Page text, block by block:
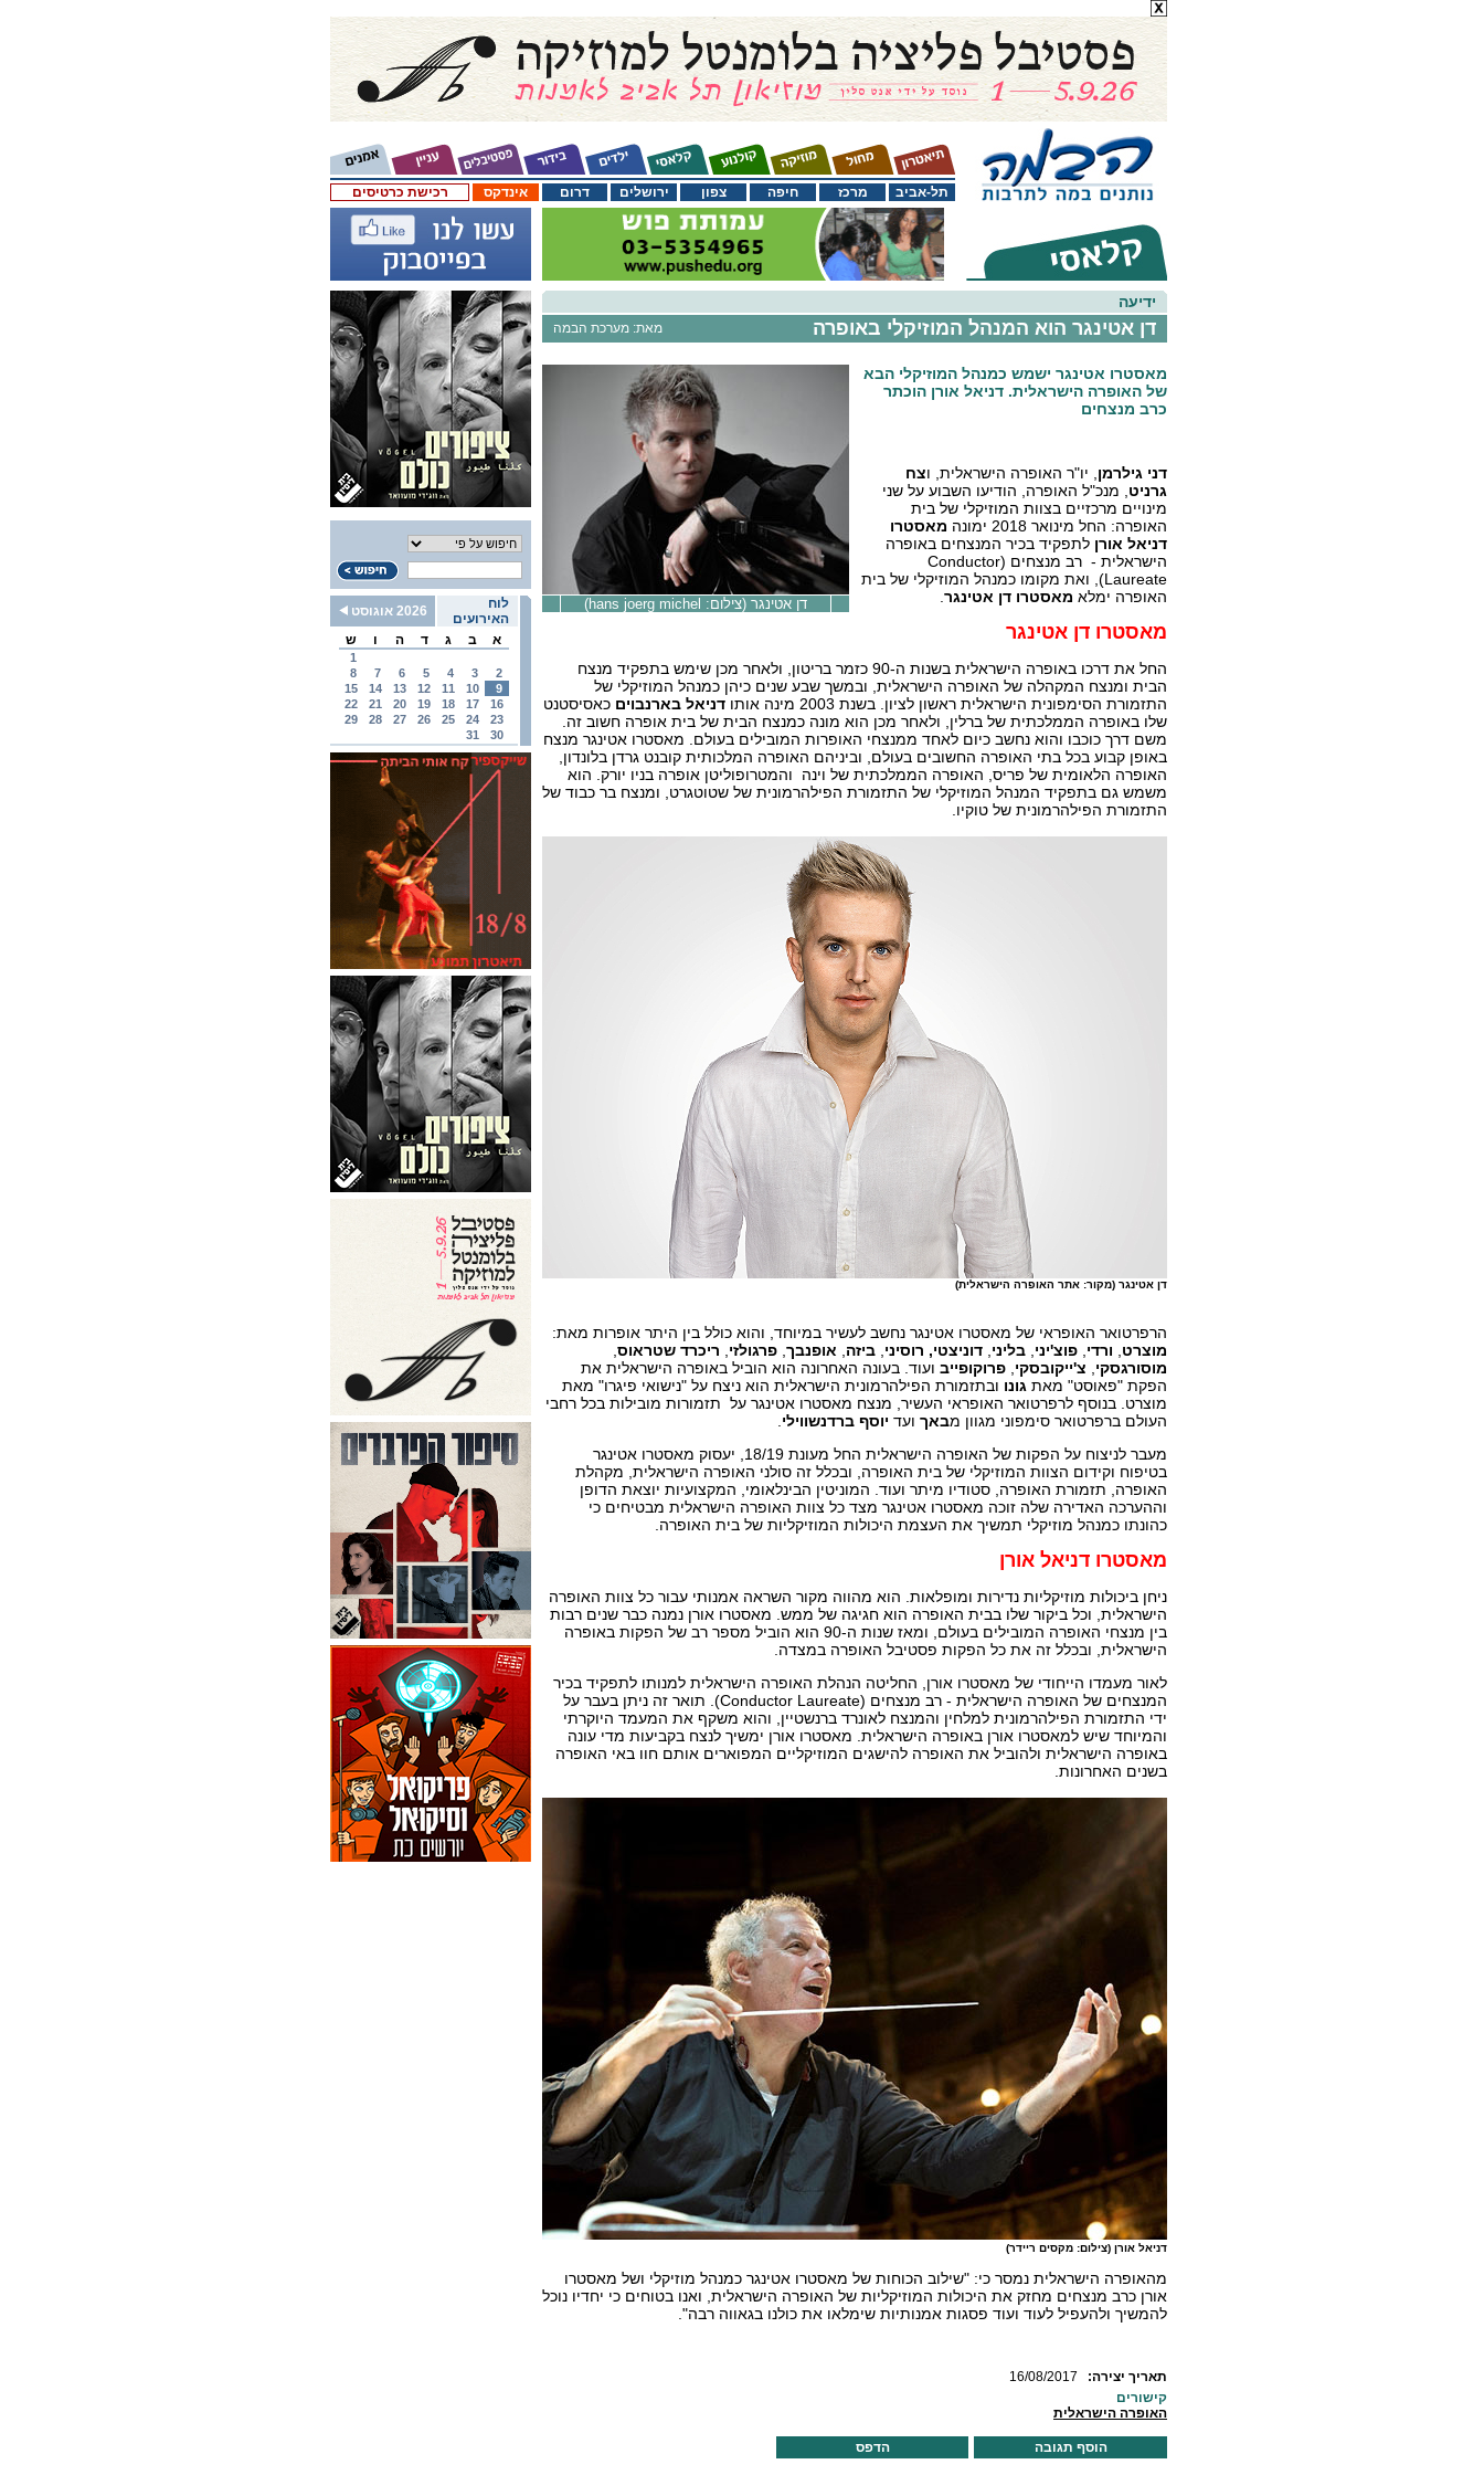
רכישת כרטיסים אינדקס דרום ירושלים צפון חיפה מרכז תל-אביב
לוח
האירועים
2026 אוגוסט
א
ב ג ד ה ו ש
1
2
3
4
5
6
7
8
9
10
11
12
13
14
15
16
17
18
19
20
21
22
23
24
25
26
27
28
29
30
31
ידיעה
מאת: מערכת הבמה דן אטינגר הוא המנהל המוזיקלי באופרה
דן אטינגר (צילום: hans joerg michel)
מאסטרו אטינגר ישמש כמנהל המוזיקלי הבא
של האופרה הישראלית. דניאל אורן הוכתר
כרב מנצחים
דני גילרמן , יו"ר האופרה הישראלית, וצח
גרניט , מנכ"ל האופרה, הודיעו השבוע על שני
מינויים מרכזיים בצוות המוזיקלי של בית
האופרה: החל מינואר 2018 ימונה
מאסטרו
דניאל אורן לתפקיד בכיר המנצחים באופרה
הישראלית - רב מנצחים (Conductor
Laureate), ואת מקומו כמנהל המוזיקלי של בית
האופרה ימלא מאסטרו דן אטינגר
מאסטרו דן אטינגר
החל את דרכו באופרה הישראלית בשנות ה-90 כזמר בריטון, ולאחר מכן שימש בתפקיד מנצח
הבית ומנצח המקהלה של האופרה הישראלית, ובמשך שבע שנים כיהן כמנהל המוזיקלי של
התזמורת הסימפונית הישראלית ראשון לציון. בשנת 2003 מינה אותו
דניאל בארנבוים כאסיסטנט
שלו באופרה הממלכתית של ברלין, ולאחר מכן הוא מונה כמנצח הבית של בית אופרה חשוב זה.
משם דרך כוכבו והוא נחשב כיום לאחד ממנצחי האופרות המובילים בעולם. מאסטרו אטינגר מנצח
באופן קבוע בכל בתי האופרה החשובים בעולם, וביניהם האופרה המלכותית קובנט גרדן בלונדון,
האופרה הלאומית של פריס, האופרה הממלכתית של וינה והמטרופוליטן אופרה בניו יורק. הוא
משמש גם בתפקיד המנהל המוזיקלי של התזמורת הפילהרמונית של שטוטגרט, ומנצח בר כבוד של
התזמורת הפילהרמונית של טוקיו.
דן אטינגר (מקור: אתר האופרה הישראלית)
הרפרטואר האופראי של מאסטרו אטינגר נחשב לעשיר במיוחד, והוא כולל בין היתר אופרות מאת:
מוצרט
ורדי פוצ'יני בליני דוניצטי, רוסיני ביזה אופנבך פרגולזי ריכרד שטראוס
מוסורגסקי
צ'ייקובסקי פרוקופייב ועוד. בעונה האחרונה הוא הוביל באופרה הישראלית את
הפקת "פאוסט" מאת גונו ובתזמורת הפילהרמונית הישראלית הוא ניצח על "נישואי פיגרו" מאת
מוצרט. בנוסף לרפרטואר האופראי העשיר, מנצח מאסטרו אטינגר על תזמורות מובילות בכל רחבי
העולם ברפרטואר סימפוני מגוון מבאך ועד יוסף ברדנשווילי
מעבר לניצוח על הפקות של האופרה הישראלית החל מעונת 18/19, יעסוק מאסטרו אטינגר
בטיפוח וקידום הצוות המוזיקלי של בית האופרה, ובכלל זה סולני האופרה הישראלית, מקהלת
האופרה, תזמורת האופרה, סטודיו מיתר ועוד. המוניטין הבינלאומי, המקצועיות יוצאת הדופן
וההערכה האדירה שלה זוכה מאסטרו אטינגר מצד כל צוות האופרה הישראלית מבטיחים כי
כהונתו כמנהל מוזיקלי תמשיך את העצמת היכולות המוזיקליות של בית האופרה.
מאסטרו דניאל אורן
ניחן ביכולות מוזיקליות נדירות ומופלאות. הוא מהווה מקור השראה אמנותי עבור כל צוות האופרה
הישראלית, וכל ביקור שלו בבית האופרה הוא חגיגה של ממש. מאסטרו אורן נמנה כבר שנים רבות
בין מנצחי האופרה המובילים בעולם, ומאז שנות ה-90 הוא הוביל מספר רב של הפקות באופרה
הישראלית, ובכלל זה את כל הפקות פסטיבל האופרה במצדה.
לאור מעמדו הייחודי של מאסטרו אורן, החליטה הנהלת האופרה הישראלית למנותו לתפקיד בכיר
המנצחים של האופרה הישראלית - רב מנצחים (Conductor Laureate). תואר זה ניתן בעבר על
ידי התזמורת הפילהרמונית למלחין והמנצח לאונרד ברנשטיין, והוא משקף את המעמד היוקרתי
והמיוחד שיש למאסטרו אורן באופרה הישראלית. מאסטרו אורן ימשיך לנצח בקביעות מדי עונה
באופרה הישראלית ולהוביל את האופרה להישגים המוזיקליים המפוארים אותם חוו באי האופרה
בשנים האחרונות.
דניאל אורן (צילום: מקסים ריידר)
מהאופרה הישראלית נמסר כי: "שילוב הכוחות של מאסטרו אטינגר כמנהל מוזיקלי ושל מאסטרו
אורן כרב מנצחים מחזק את היכולות המוזיקליות של האופרה הישראלית, ואנו בטוחים כי יחדיו נוכל
להמשיך ולהעפיל לעוד ועוד פסגות אמנותיות שימלאו את כולנו בגאווה רבה".
16/08/2017
:תאריך יצירה
קישורים
האופרה הישראלית
הדפס הוסף תגובה